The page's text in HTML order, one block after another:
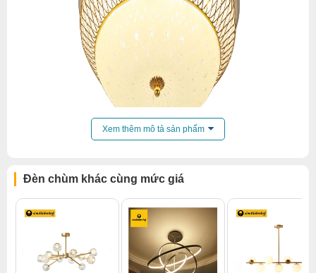
Xem thêm mô tả sản phẩm
Đèn chùm khác cùng mức giá